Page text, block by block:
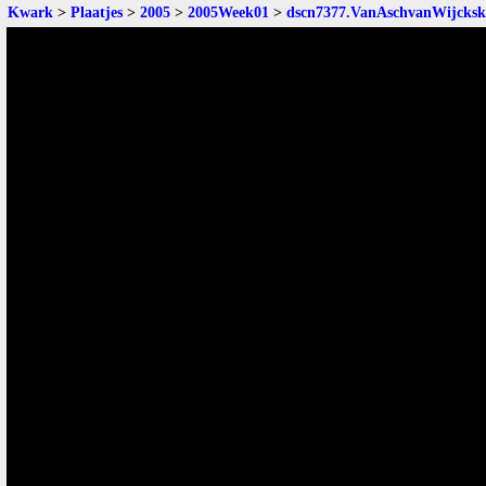
Kwark > Plaatjes > 2005 > 2005Week01 >